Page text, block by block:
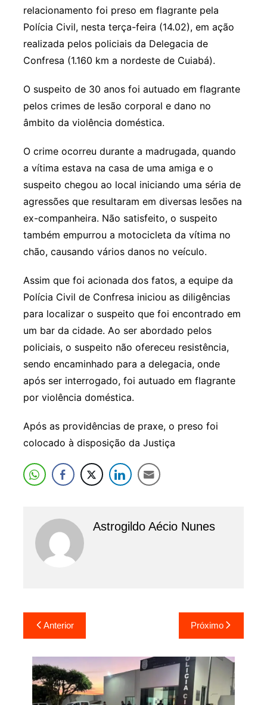
relacionamento foi preso em flagrante pela
Polícia Civil, nesta terça-feira (14.02), em ação
realizada pelos policiais da Delegacia de
Confresa (1.160 km a nordeste de Cuiabá).
O suspeito de 30 anos foi autuado em flagrante
pelos crimes de lesão corporal e dano no
âmbito da violência doméstica.
O crime ocorreu durante a madrugada, quando
a vítima estava na casa de uma amiga e o
suspeito chegou ao local iniciando uma séria de
agressões que resultaram em diversas lesões na
ex-companheira. Não satisfeito, o suspeito
também empurrou a motocicleta da vítima no
chão, causando vários danos no veículo.
Assim que foi acionada dos fatos, a equipe da
Polícia Civil de Confresa iniciou as diligências
para localizar o suspeito que foi encontrado em
um bar da cidade. Ao ser abordado pelos
policiais, o suspeito não ofereceu resistência,
sendo encaminhado para a delegacia, onde
após ser interrogado, foi autuado em flagrante
por violência doméstica.
Após as providências de praxe, o preso foi
colocado à disposição da Justiça
Astrogildo Aécio Nunes
Navegação
de
Post
Anterior Próximo